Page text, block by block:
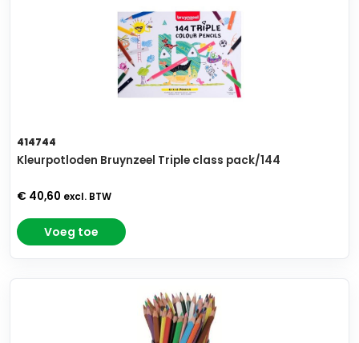
414744
Kleurpotloden Bruynzeel Triple class pack/144
€ 40,60 excl. BTW
Voeg toe